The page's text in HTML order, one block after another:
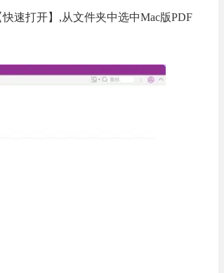
速打开】,从文件夹中选中Mac版PDF